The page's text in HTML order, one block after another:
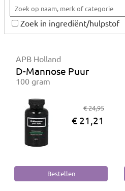
Zoek in ingrediënt/hulpstof
APB Holland
D-Mannose Puur
100 gram
€ 24,95
€ 21,21